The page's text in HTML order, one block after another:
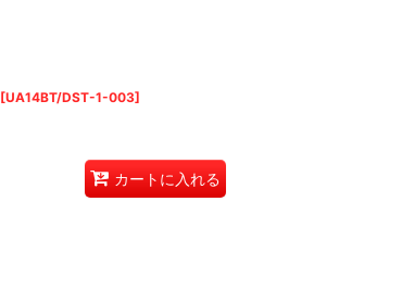
[UA14BT/DST-1-003]
カートに入れる